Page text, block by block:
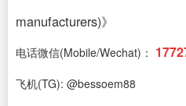
manufacturers)》
电话微信(Mobile/Wechat)：
飞机(TG): @bessoem88